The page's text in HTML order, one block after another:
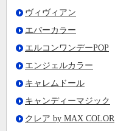
ヴィヴィアン
エバーカラー
エルコンワンデーPOP
エンジェルカラー
キャレムドール
キャンディーマジック
クレア by MAX COLOR